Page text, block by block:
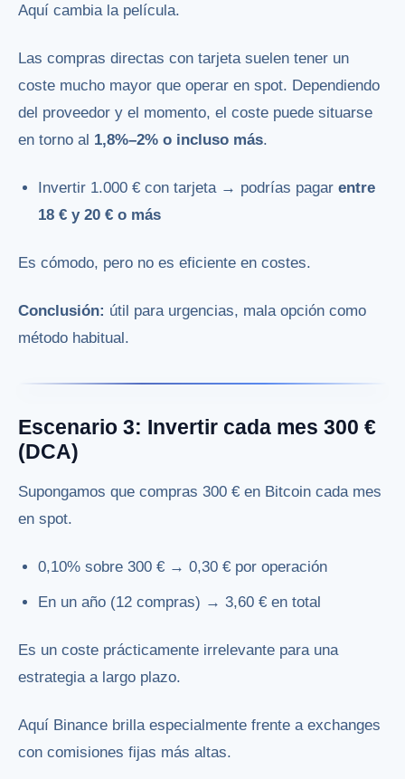
Aquí cambia la película.
Las compras directas con tarjeta suelen tener un
coste mucho mayor que operar en spot. Dependiendo
del proveedor y el momento, el coste puede situarse
en torno al 1,8%–2% o incluso más.
Invertir 1.000 € con tarjeta → podrías pagarentre
18 € y 20 € o más
Es cómodo, pero no es eficiente en costes.
Conclusión: útil para urgencias, mala opción como
método habitual.
Escenario 3: Invertir cada mes 300 €
(DCA)
Supongamos que compras 300 € en Bitcoin cada mes
en spot.
0,10% sobre 300 € → 0,30 € por operación
En un año (12 compras) → 3,60 € en total
Es un coste prácticamente irrelevante para una
estrategia a largo plazo.
Aquí Binance brilla especialmente frente a exchanges
con comisiones fijas más altas.